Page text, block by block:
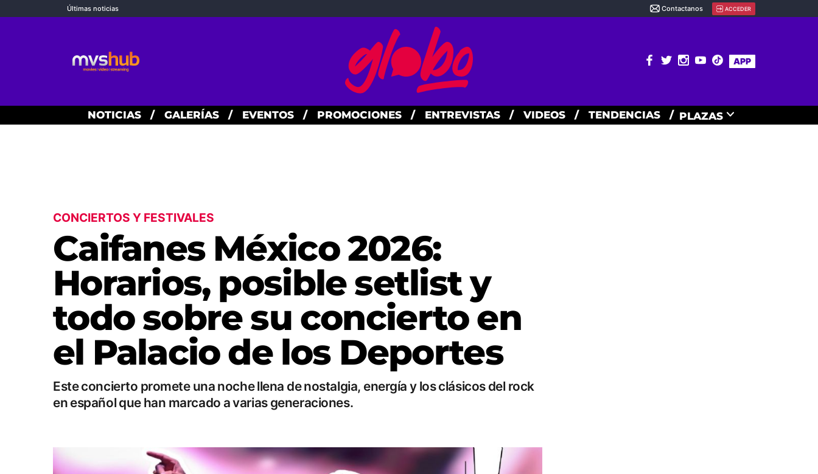
Últimas noticias Contactanos ACCEDER
APP
NOTICIAS / GALERÍAS / EVENTOS / PROMOCIONES / ENTREVISTAS / VIDEOS / TENDENCIAS / PLAZAS
CONCIERTOS Y FESTIVALES
Caifanes México 2026:
Horarios, posible setlist y
todo sobre su concierto en
el Palacio de los Deportes
Este concierto promete una noche llena de nostalgia, energía y los clásicos del rock
en español que han marcado a varias generaciones.